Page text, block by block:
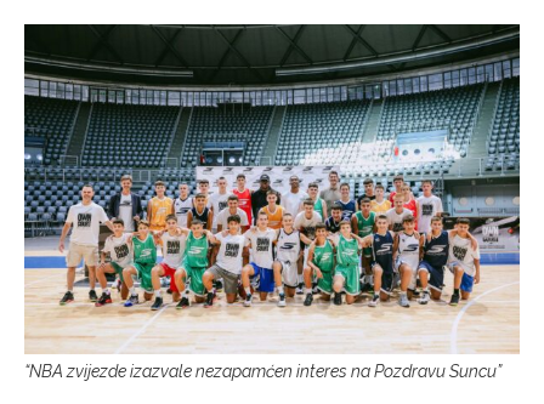
“NBA zvijezde izazvale nezapamćen interes na Pozdravu Suncu”